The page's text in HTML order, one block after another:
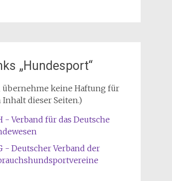
„Hundesport“
übernehme keine Haftung für
Inhalt dieser Seiten.)
- Verband für das Deutsche
- Deutscher Verband der